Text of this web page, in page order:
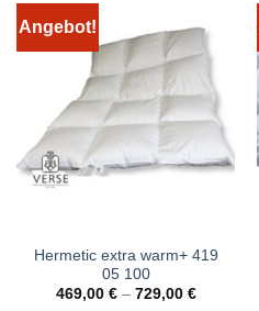
Angebot!
Hermetic extra warm+ 419
05 100
469,00 €– 729,00 €